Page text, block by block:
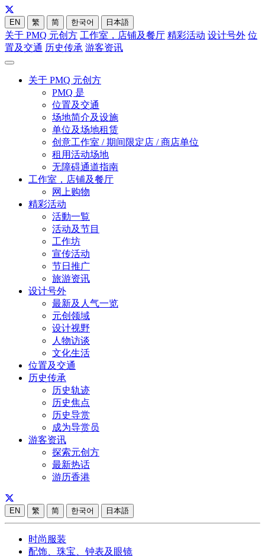
EN 繁 简 한국어 日本語
关于 PMQ 元创方 工作室，店铺及餐厅 精彩活动 设计号外 位
置及交通 历史传承 游客资讯
关于 PMQ 元创方
PMQ 是
位置及交通
场地简介及设施
单位及场地租赁
创意工作室 / 期间限定店 / 商店单位
租用活动场地
无障碍通道指南
工作室，店铺及餐厅
网上购物
精彩活动
活動一覧
活动及节目
工作坊
宣传活动
节日推广
旅游资讯
设计号外
最新及人气一览
元创领域
设计视野
人物访谈
文化生活
位置及交通
历史传承
历史轨迹
历史焦点
历史导赏
成为导赏员
游客资讯
探索元创方
最新热话
游历香港
EN 繁 简 한국어 日本語
时尚服装
配饰、珠宝、钟表及眼镜